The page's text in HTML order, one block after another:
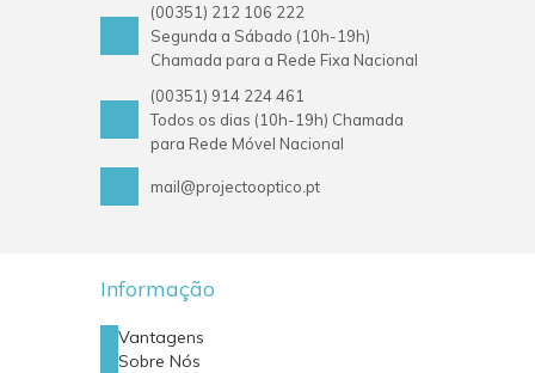
(00351) 212 106 222
Segunda a Sábado (10h-19h)
Chamada para a Rede Fixa Nacional
(00351) 914 224 461
Todos os dias (10h-19h) Chamada
para Rede Móvel Nacional
mail@projectooptico.pt
Informação
Vantagens
Sobre Nós